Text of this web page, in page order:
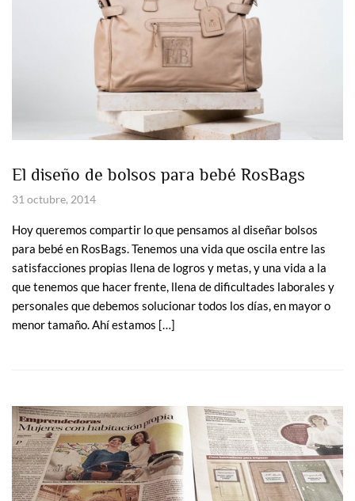
El diseño de bolsos para bebé RosBags
31 octubre, 2014
Hoy queremos compartir lo que pensamos al diseñar bolsos
para bebé en RosBags. Tenemos una vida que oscila entre las
satisfacciones propias llena de logros y metas, y una vida a la
que tenemos que hacer frente, llena de dificultades laborales y
personales que debemos solucionar todos los días, en mayor o
menor tamaño. Ahí estamos […]